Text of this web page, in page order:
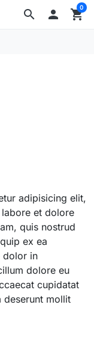
search  shopping_cart
0
adipisicing elit,
et dolore
quis nostrud
ex ea
dolor in
dolore eu
cupidatat
deserunt mollit